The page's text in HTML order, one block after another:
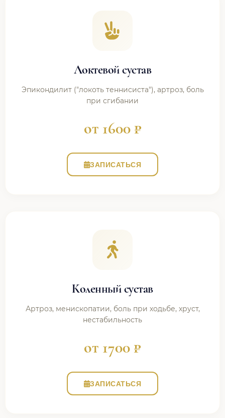
Локтевой сустав
Эпикондилит ("локоть теннисиста"), артроз, боль
при сгибании
от 1600 ₽
ЗАПИСАТЬСЯ
Коленный сустав
Артроз, менископатии, боль при ходьбе, хруст,
нестабильность
от 1700 ₽
ЗАПИСАТЬСЯ